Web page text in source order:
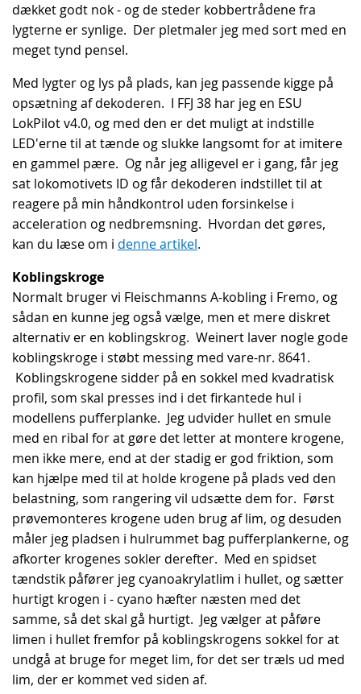
dækket godt nok - og de steder kobbertrådene fra
lygterne er synlige. Der pletmaler jeg med sort med en
meget tynd pensel.
Med lygter og lys på plads, kan jeg passende kigge på
opsætning af dekoderen. I FFJ 38 har jeg en ESU
LokPilot v4.0, og med den er det muligt at indstille
LED'erne til at tænde og slukke langsomt for at imitere
en gammel pære. Og når jeg alligevel er i gang, får jeg
sat lokomotivets ID og får dekoderen indstillet til at
reagere på min håndkontrol uden forsinkelse i
acceleration og nedbremsning. Hvordan det gøres,
kan du læse om i denne artikel.
Koblingskroge
Normalt bruger vi Fleischmanns A-kobling i Fremo, og
sådan en kunne jeg også vælge, men et mere diskret
alternativ er en koblingskrog. Weinert laver nogle gode
koblingskroge i støbt messing med vare-nr. 8641.
Koblingskrogene sidder på en sokkel med kvadratisk
profil, som skal presses ind i det firkantede hul i
modellens pufferplanke. Jeg udvider hullet en smule
med en ribal for at gøre det letter at montere krogene,
men ikke mere, end at der stadig er god friktion, som
kan hjælpe med til at holde krogene på plads ved den
belastning, som rangering vil udsætte dem for. Først
prøvemonteres krogene uden brug af lim, og desuden
måler jeg pladsen i hulrummet bag pufferplankerne, og
afkorter krogenes sokler derefter. Med en spidset
tændstik påfører jeg cyanoakrylatlim i hullet, og sætter
hurtigt krogen i - cyano hæfter næsten med det
samme, så det skal gå hurtigt. Jeg vælger at påføre
limen i hullet fremfor på koblingskrogens sokkel for at
undgå at bruge for meget lim, for det ser træls ud med
lim, der er kommet ved siden af.